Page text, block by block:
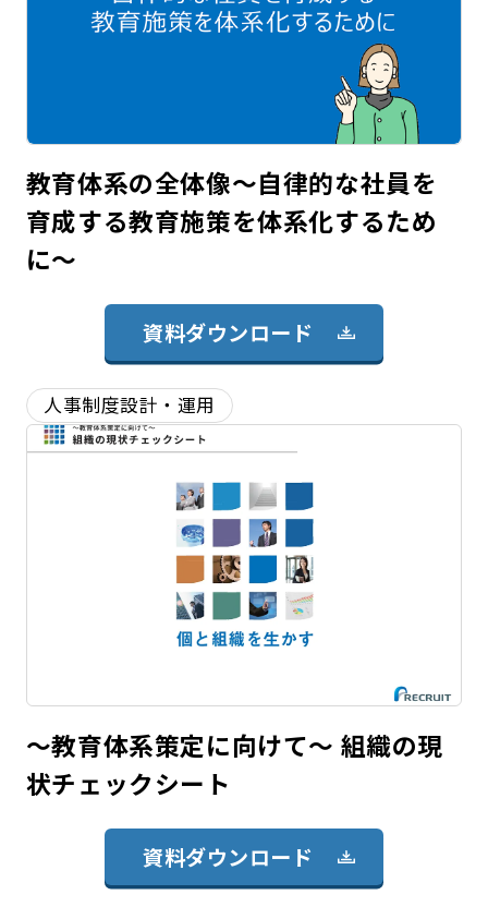
教育体系の全体像～自律的な社員を
育成する教育施策を体系化するため
に～
資料ダウンロード
人事制度設計・運用
～教育体系策定に向けて～ 組織の現
状チェックシート
資料ダウンロード